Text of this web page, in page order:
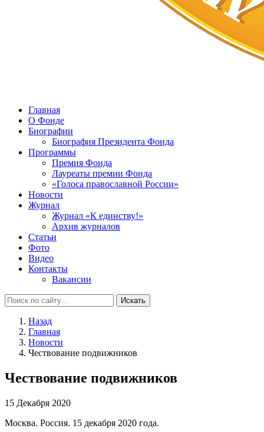
Главная
О Фонде
Биографии
Биография Президента Фонда
Программы
Премия Фонда
Лауреаты премии Фонда
«Голоса православной России»
Новости
Журнал
Журнал «К единству!»
Архив журналов
Статьи
Фото
Видео
Контакты
Вакансии
Искать
Назад
Главная
Новости
Чествование подвижников
Чествование подвижников
15 Декабря 2020
Москва. Россия. 15 декабря 2020 года.